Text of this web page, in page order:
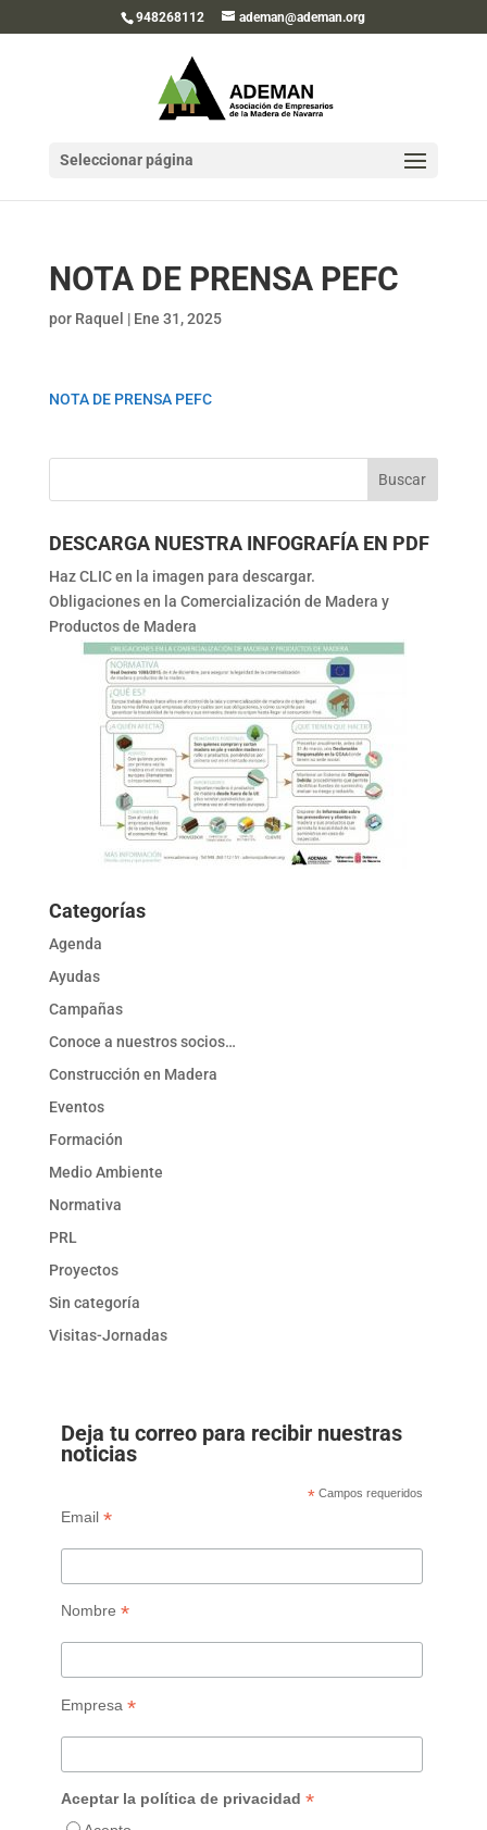
948268112 ademan@ademan.org
Seleccionar página
NOTA DE PRENSA PEFC
por Raquel | Ene 31, 2025
NOTA DE PRENSA PEFC
DESCARGA NUESTRA INFOGRAFÍA EN PDF
Haz CLIC en la imagen para descargar.
Obligaciones en la Comercialización de Madera y
Productos de Madera
Categorías
Agenda
Ayudas
Campañas
Conoce a nuestros socios…
Construcción en Madera
Eventos
Formación
Medio Ambiente
Normativa
PRL
Proyectos
Sin categoría
Visitas-Jornadas
Deja tu correo para recibir nuestras
noticias
* Campos requeridos
Email *
Nombre *
Empresa *
Aceptar la política de privacidad *